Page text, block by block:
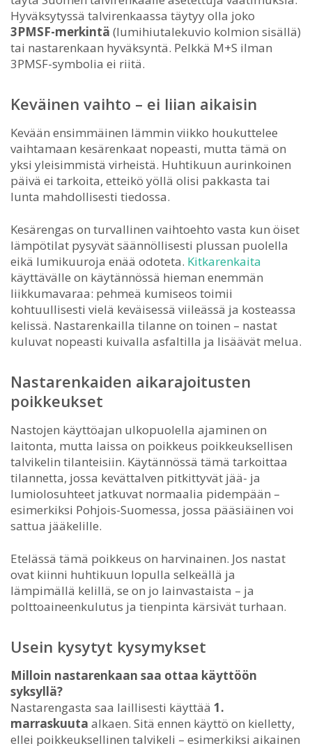
Hyväksytyssä talvirenkaassa täytyy olla joko
3PMSF-merkintä (lumihiutalekuvio kolmion sisällä)
tai nastarenkaan hyväksyntä. Pelkkä M+S ilman
3PMSF-symbolia ei riitä.
Keväinen vaihto – ei liian aikaisin
Kevään ensimmäinen lämmin viikko houkuttelee
vaihtamaan kesärenkaat nopeasti, mutta tämä on
yksi yleisimmistä virheistä. Huhtikuun aurinkoinen
päivä ei tarkoita, etteikö yöllä olisi pakkasta tai
lunta mahdollisesti tiedossa.
Kesärengas on turvallinen vaihtoehto vasta kun öiset
lämpötilat pysyvät säännöllisesti plussan puolella
eikä lumikuuroja enää odoteta. Kitkarenkaita
käyttävälle on käytännössä hieman enemmän
liikkumavaraa: pehmeä kumiseos toimii
kohtuullisesti vielä keväisessä viileässä ja kosteassa
kelissä. Nastarenkailla tilanne on toinen – nastat
kuluvat nopeasti kuivalla asfaltilla ja lisäävät melua.
Nastarenkaiden aikarajoitusten
poikkeukset
Nastojen käyttöajan ulkopuolella ajaminen on
laitonta, mutta laissa on poikkeus poikkeuksellisen
talvikelin tilanteisiin. Käytännössä tämä tarkoittaa
tilannetta, jossa kevättalven pitkittyvät jää- ja
lumiolosuhteet jatkuvat normaalia pidempään –
esimerkiksi Pohjois-Suomessa, jossa pääsiäinen voi
sattua jääkelille.
Etelässä tämä poikkeus on harvinainen. Jos nastat
ovat kiinni huhtikuun lopulla selkeällä ja
lämpimällä kelillä, se on jo lainvastaista – ja
polttoaineenkulutus ja tienpinta kärsivät turhaan.
Usein kysytyt kysymykset
Milloin nastarenkaan saa ottaa käyttöön
syksyllä?
Nastarengasta saa laillisesti käyttää 1.
marraskuuta alkaen. Sitä ennen käyttö on kielletty,
ellei poikkeuksellinen talvikeli – esimerkiksi aikainen